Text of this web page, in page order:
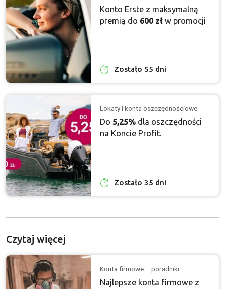
Konto Erste z maksymalną
premią do 600 zł w promocji
Zostało 55 dni
Lokaty i konta oszczędnościowe
Do 5,25% dla oszczędności
na Koncie Profit.
Zostało 35 dni
Czytaj więcej
Konta firmowe – poradniki
Najlepsze konta firmowe z